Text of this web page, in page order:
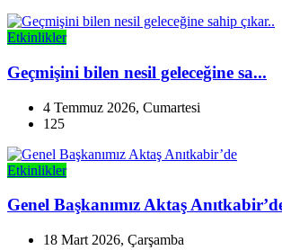
Etkinlikler
Geçmişini bilen nesil geleceğine sa...
4 Temmuz 2026, Cumartesi
125
Etkinlikler
Genel Başkanımız Aktaş
18 Mart 2026, Çarşamba